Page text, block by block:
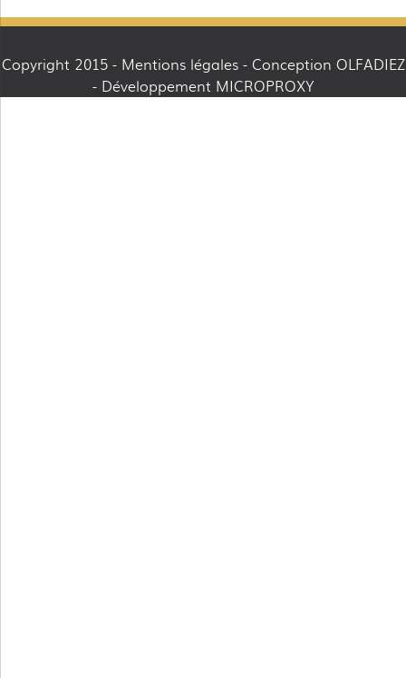
Copyright 2015 - Mentions légales- Conception OLFADIEZ
- Développement MICROPROXY